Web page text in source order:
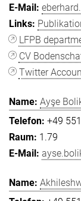
LFPB
CV
Twitter
Ayşe
+49
1.79